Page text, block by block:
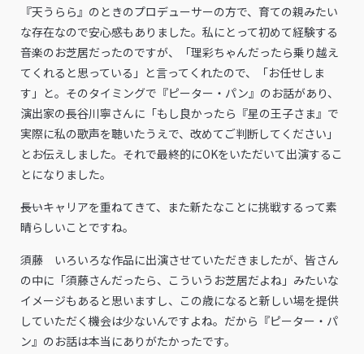
『天うらら』のときのプロデューサーの方で、育ての親みたい
な存在なので安心感もありました。私にとって初めて経験する
音楽のお芝居だったのですが、「理彩ちゃんだったら乗り越え
てくれると思っている」と言ってくれたので、「お任せしま
す」と。そのタイミングで『ピーター・パン』のお話があり、
演出家の長谷川寧さんに「もし良かったら『星の王子さま』で
実際に私の歌声を聴いたうえで、改めてご判断してください」
とお伝えしました。それで最終的にOKをいただいて出演するこ
とになりました。
――長いキャリアを重ねてきて、また新たなことに挑戦するって素
晴らしいことですね。
須藤 いろいろな作品に出演させていただきましたが、皆さん
の中に「須藤さんだったら、こういうお芝居だよね」みたいな
イメージもあると思いますし、この歳になると新しい場を提供
していただく機会は少ないんですよね。だから『ピーター・パ
ン』のお話は本当にありがたかったです。